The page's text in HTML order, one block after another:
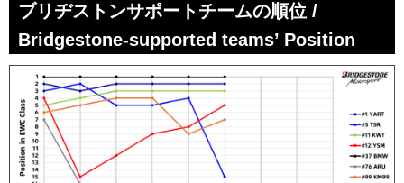
ブリヂストンサポートチームの順位 /
Bridgestone-supported teams’ Position